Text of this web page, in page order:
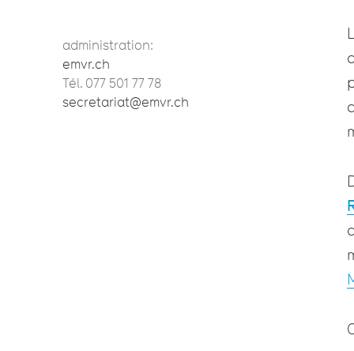
administration:
emvr.ch
Tél. 077 501 77 78
secretariat@emvr.ch